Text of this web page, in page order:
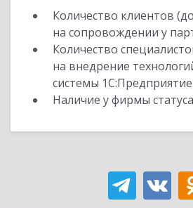
Количество клиентов
на сопровождении у
Количество
на внедрение
системы 1С:Предприятие.
Наличие у фирмы статуса